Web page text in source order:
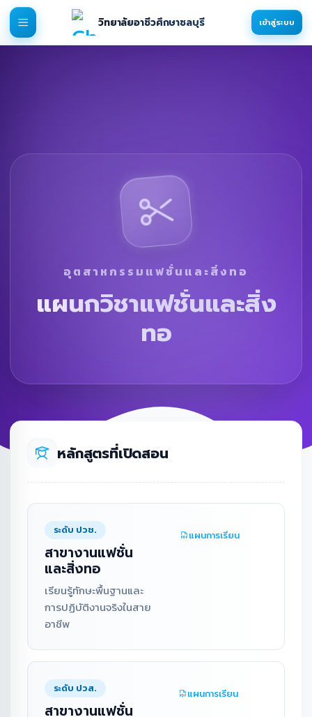
วิทยาลัยอาชีวศึกษาชลบุรี เข้าสู่ระบบ
อุตสาหกรรมแฟชั่นและสิ่งทอ
แผนกวิชาแฟชั่นและสิ่ง
ทอ
หลักสูตรที่เปิดสอน
ระดับ ปวช.
สาขางานแฟชั่น
และสิ่งทอ
เรียนรู้ทักษะพื้นฐานและ
การปฏิบัติงานจริงในสาย
อาชีพ
แผนการเรียน
ระดับ ปวส.
สาขางานแฟชั่น
แผนการเรียน